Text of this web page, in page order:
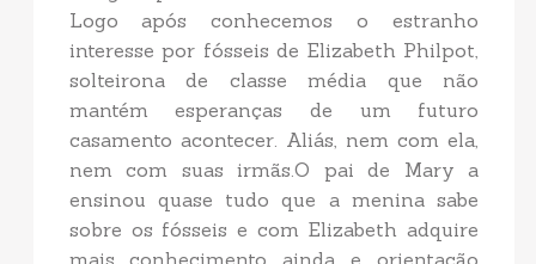
Logo após conhecemos o estranho
interesse por fósseis de Elizabeth Philpot,
solteirona de classe média que não
mantém esperanças de um futuro
casamento acontecer. Aliás, nem com ela,
nem com suas irmãs.O pai de Mary a
ensinou quase tudo que a menina sabe
sobre os fósseis e com Elizabeth adquire